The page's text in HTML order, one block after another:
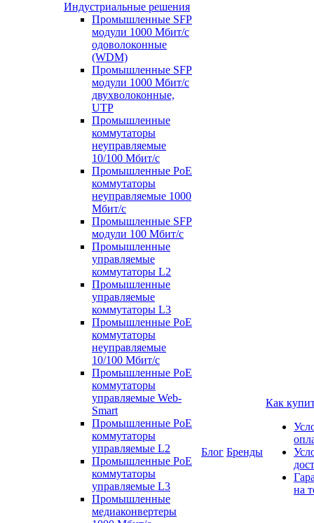
Индустриальные решения
Промышленные SFP
модули 1000 Мбит/c
одоволоконные
(WDM)
Промышленные SFP
модули 1000 Мбит/c
двухволоконные,
UTP
Промышленные
коммутаторы
неуправляемые
10/100 Мбит/с
Промышленные PoE
коммутаторы
неуправляемые 1000
Мбит/с
Промышленные SFP
модули 100 Мбит/c
Промышленные
управляемые
коммутаторы L2
Промышленные
управляемые
коммутаторы L3
Промышленные PoE
коммутаторы
неуправляемые
10/100 Мбит/с
Промышленные PoE
коммутаторы
управляемые Web-
Smart
Промышленные PoE
коммутаторы
управляемые L2
Промышленные PoE
коммутаторы
управляемые L3
Промышленные
медиаконвертеры
Блог Бренды
Как
на